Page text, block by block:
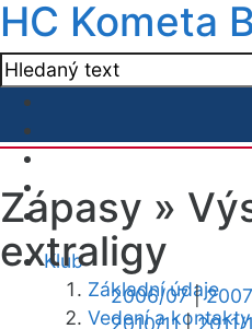
HC Kometa
Klub
Základní údaje
Vedení a kontakty
Zápasy »
extraligy
2006/07|
2010/11|2011/